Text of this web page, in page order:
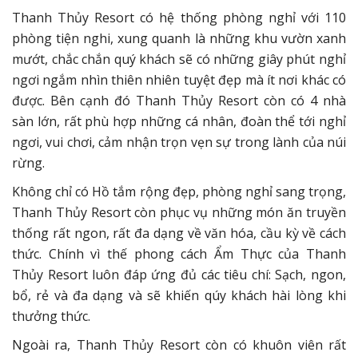
Thanh Thủy Resort có hệ thống phòng nghỉ với 110
phòng tiện nghi, xung quanh là những khu vườn xanh
mướt, chắc chắn quý khách sẽ có những giây phút nghỉ
ngơi ngắm nhìn thiên nhiên tuyệt đẹp mà ít nơi khác có
được. Bên cạnh đó Thanh Thủy Resort còn có 4 nhà
sàn lớn, rất phù hợp những cá nhân, đoàn thể tới nghỉ
ngơi, vui chơi, cảm nhận trọn vẹn sự trong lành của núi
rừng.
Không chỉ có Hồ tắm rộng đẹp, phòng nghỉ sang trọng,
Thanh Thủy Resort còn phục vụ những món ăn truyền
thống rất ngon, rất đa dạng về văn hóa, cầu kỳ về cách
thức. Chính vì thế phong cách Ẩm Thực của Thanh
Thủy Resort luôn đáp ứng đủ các tiêu chí: Sạch, ngon,
bổ, rẻ và đa dạng và sẽ khiến qúy khách hài lòng khi
thưởng thức.
Ngoài ra, Thanh Thủy Resort còn có khuôn viên rất